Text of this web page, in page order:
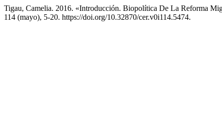
Tigau, Camelia. 2016. «Introducción. Biopolítica De La Reforma
114 (mayo), 5-20. https://doi.org/10.32870/cer.v0i114.5474.